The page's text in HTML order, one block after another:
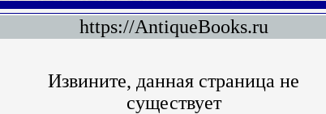
https://AntiqueBooks.ru
Извините, данная страница не
существует